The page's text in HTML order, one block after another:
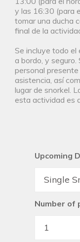
y las 16:30 (para
tomar una ducha
final de la
Se incluye todo el
a bordo, y seguro.
personal
asistencia, así
lugar de snorkel.
esta actividad es
Upcoming
Number of